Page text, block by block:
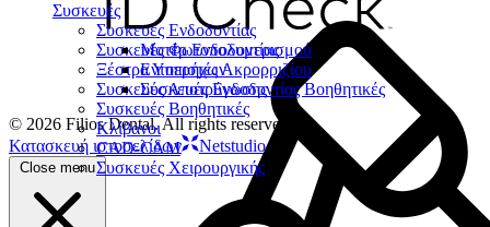
Συσκευές
Συσκευές Ενδοδοντίας
Μοτέρ Ενδοδοντίας
Εντοπιστές Ακρορριζίου
Συσκευές Ενδοδοντίας Βοηθητικές
Συσκευές Φωτοπολυμερισμού
Ξέστρα Υπερήχων
Συσκευές Αποτρύγωσης
Συσκευές Βοηθητικές
Κλίβανοι
CAD-CAM
Συσκευές Χειρουργικής
© 2026 Filios Dental. All rights reserved.
Κατασκευή ιστοσελίδων
Netstudio
Close menu